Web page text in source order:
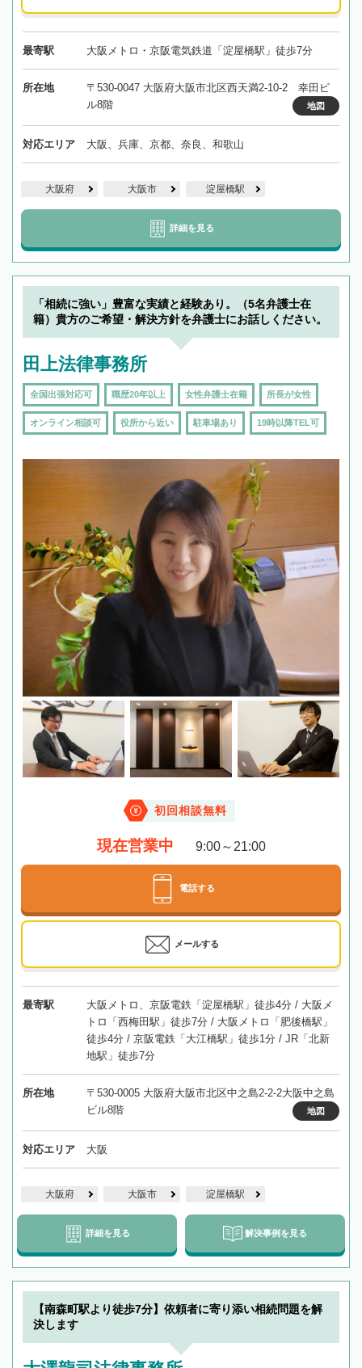
最寄駅 大阪メトロ・京阪電気鉄道「淀屋橋駅」徒歩7分
所在地
〒530-0047 大阪府大阪市北区西天満2-10-2 幸田ビ
ル8階
地図
対応エリア 大阪、兵庫、京都、奈良、和歌山
大阪府 大阪市 淀屋橋駅
詳細を見る
「相続に強い」豊富な実績と経験あり。（5名弁護士在
籍）貴方のご希望・解決方針を弁護士にお話しください。
田上法律事務所
全国出張対応可 職歴20年以上 女性弁護士在籍 所長が女性
オンライン相談可 役所から近い 駐車場あり 19時以降TEL可
初回相談無料
現在営業中 9:00～21:00
電話する
メールする
最寄駅
大阪メトロ、京阪電鉄「淀屋橋駅」徒歩4分 / 大阪メ
トロ「西梅田駅」徒歩7分 / 大阪メトロ「肥後橋駅」
徒歩4分 / 京阪電鉄「大江橋駅」徒歩1分 / JR「北新
地駅」徒歩7分
所在地
〒530-0005 大阪府大阪市北区中之島2-2-2大阪中之島
ビル8階
地図
対応エリア 大阪
大阪府 大阪市 淀屋橋駅
詳細を見る 解決事例を見る
【南森町駅より徒歩7分】依頼者に寄り添い相続問題を解
決します